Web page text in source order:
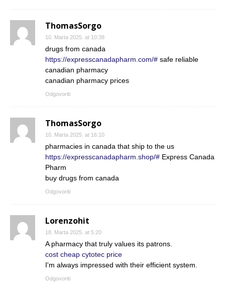
ThomasSorgo
10. Marta 2025. at 10:38
drugs from canada
https://expresscanadapharm.com/# safe reliable
canadian pharmacy
canadian pharmacy prices
Odgovoriti
ThomasSorgo
10. Marta 2025. at 16:10
pharmacies in canada that ship to the us
https://expresscanadapharm.shop/# Express Canada
Pharm
buy drugs from canada
Odgovoriti
Lorenzohit
18. Marta 2025. at 5:20
A pharmacy that truly values its patrons.
cost cheap cytotec price
I'm always impressed with their efficient system.
Odgovoriti